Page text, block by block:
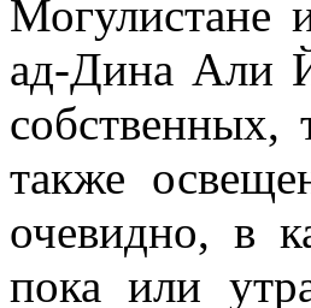
ад-Дина Али
собственных,
также
очевидно, в
пока или